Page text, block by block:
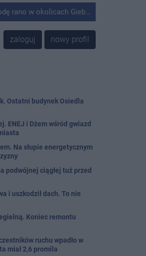
na słupie energetycznym odnaleziono ciało mężczyzny.
zaloguj nowy profil
Ostatni budynek Osiedla
ENEJ i Dżem wśród gwiazd
Na słupie energetycznym
podwójnej ciągłej tuż przed
i uszkodził dach. To nie
Koniec remontu
ruchu wpadło w
miał 2,6 promila